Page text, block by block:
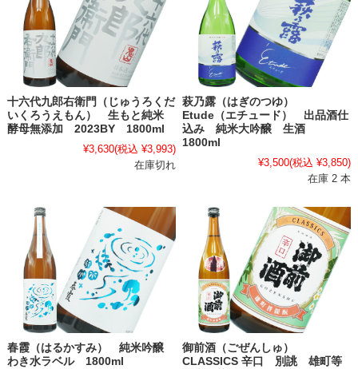
十六代九郎右衛門（じゅうろくだ
いくろうえもん） 生もと純米
酵母無添加 2023BY 1800ml
¥3,630(税込 ¥3,993)
在庫切れ
萩乃露（はぎのつゆ）
Etude（エチュード） 出品酒仕
込み 純米大吟醸 生酒
1800ml
¥3,500(税込 ¥3,850)
在庫 2 本
春霞（はるかすみ） 純米吟醸
わき水ラベル 1800ml
御前酒（ごぜんしゅ）
CLASSICS 辛口 別誂 雄町等